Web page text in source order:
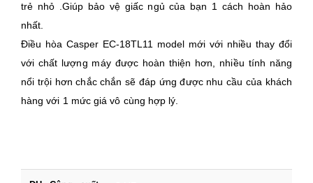
trẻ nhỏ .Giúp bảo vệ giấc ngủ của bạn 1 cách hoàn hảo
nhất.
Điều hòa Casper EC-18TL11 model mới với nhiều thay đổi
với chất lượng máy được hoàn thiện hơn, nhiều tính năng
nổi trội hơn chắc chắn sẽ đáp ứng được nhu cầu của khách
hàng với 1 mức giá vô cùng hợp lý.